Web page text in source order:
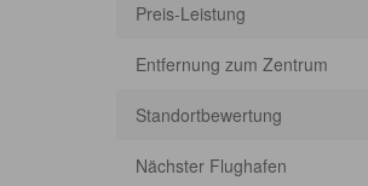
Preis-Leistung
Entfernung zum Zentrum
Standortbewertung
Nächster Flughafen